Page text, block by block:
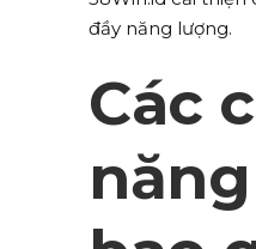
đầy năng lượng.
Các